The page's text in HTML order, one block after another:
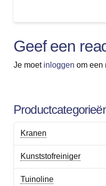
Geef een
Je moet inloggen om een
Kranen
Kunststofreiniger
Tuinoline